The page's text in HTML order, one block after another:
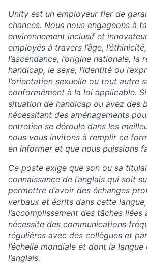
Unity est un employeur fier de
chances. Nous nous engageons à
environnement inclusif et
employés à travers l’âge,
l’ascendance, l’origine nationale, la
handicap, le sexe, l’identité ou
l’orientation sexuelle ou tout autre
conformément à la loi applicable.
situation de handicap ou avez des
nécessitant des aménagements
entretien se déroule dans les
nous vous invitons à remplir ce
en informer et que nous puissions
Ce poste exige que son ou sa
connaissance de l’anglais qui soit
permettre d’avoir des échanges
verbaux et écrits dans cette
l’accomplissement des tâches liées
nécessite des communications
régulières avec des collègues et
l’échelle mondiale et dont la
l’anglais.